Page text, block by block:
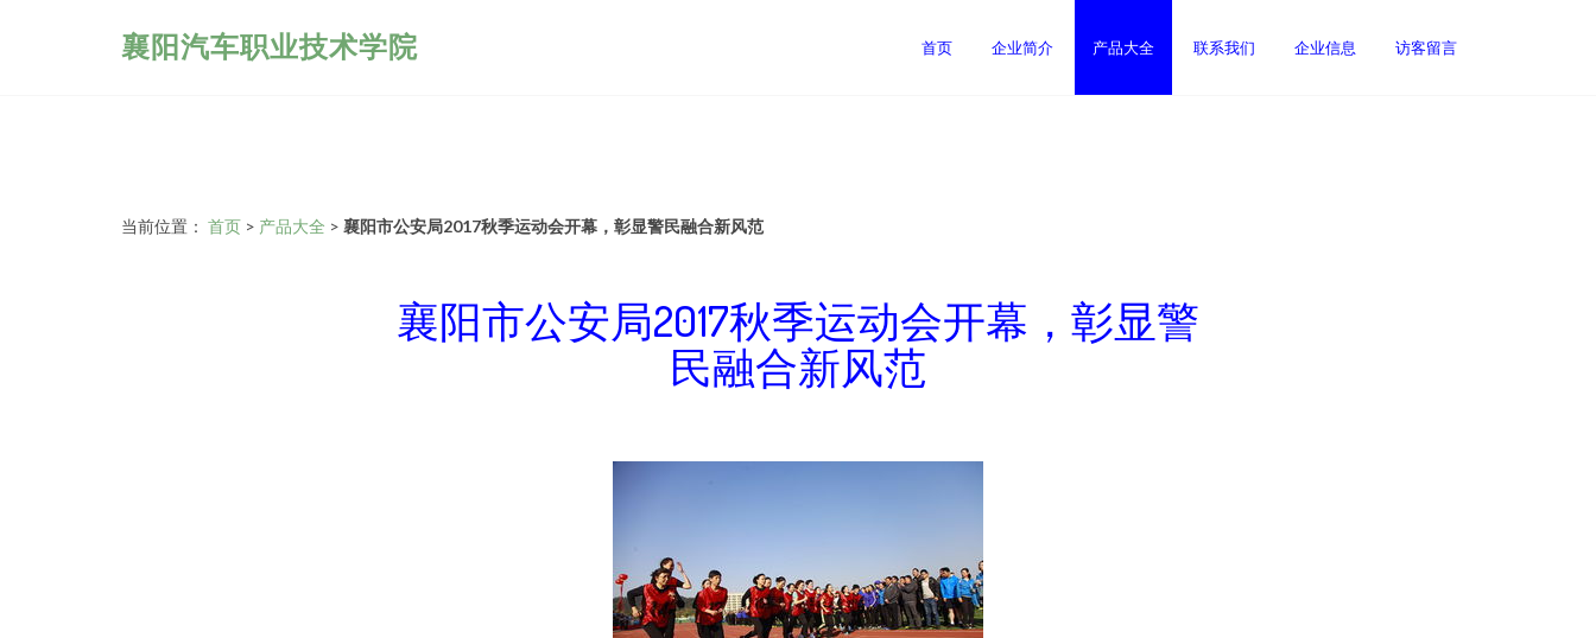
襄阳汽车职业技术学院 首页 企业简介 产品大全 联系我们 企业信息 访客留言
当前位置： 首页 > 产品大全 > 襄阳市公安局2017秋季运动会开幕，彰显警民融合新风范
襄阳市公安局2017秋季运动会开幕，彰显警
民融合新风范